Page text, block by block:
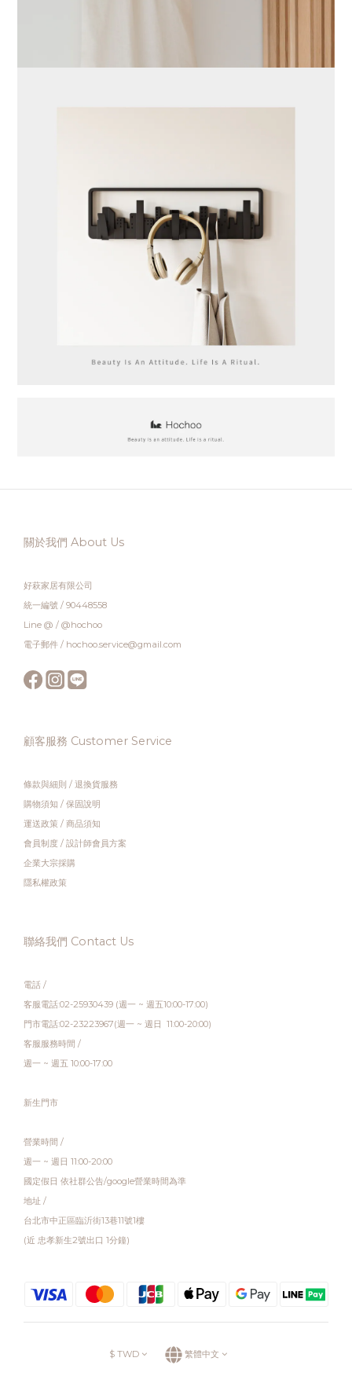
關於我們 About Us
好萩家居有限公司
統一編號 / 90448558
Line @ / @hochoo
電子郵件 / hochoo.service@gmail.com
顧客服務 Customer Service
條款與細則 / 退換貨服務
購物須知 / 保固說明
運送政策 / 商品須知
會員制度 / 設計師會員方案
企業大宗採購
隱私權政策
聯絡我們 Contact Us
電話 /
客服電話:02-25930439 (週一 ~ 週五10:00-17:00)
門市電話:02-23223967(週一 ~ 週日 11:00-20:00)
客服服務時間 /
週一 ~ 週五 10:00-17:00
新生門市
營業時間 /
週一 ~ 週日 11:00-20:00
國定假日 依社群公告/google營業時間為準
地址 /
台北市中正區臨沂街13巷11號1樓
(近 忠孝新生2號出口 1分鐘)
$ TWD 繁體中文